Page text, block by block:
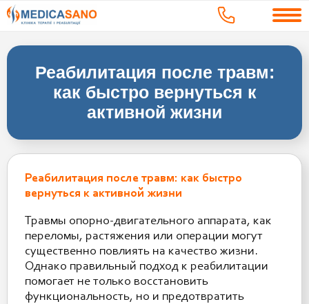
Реабилитация после травм:
как быстро вернуться к
активной жизни
Реабилитация после травм: как быстро
вернуться к активной жизни
Травмы опорно-двигательного аппарата, как
переломы, растяжения или операции могут
существенно повлиять на качество жизни.
Однако правильный подход к реабилитации
помогает не только восстановить
функциональность, но и предотвратить